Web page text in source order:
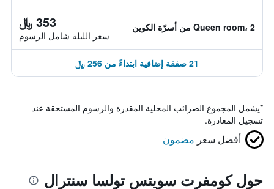
Queen room، 2 من أسرّة الكوين 353 ﷼
سعر الليلة شامل الرسوم
21 صفقة إضافية ابتداءً من 256 ﷼
*يشمل المجموع الضرائب المحلية المقدرة والرسوم المستحقة عند
تسجيل المغادرة.
أفضل سعر مضمون
حول كومفرت سويتس تولسا سنترال